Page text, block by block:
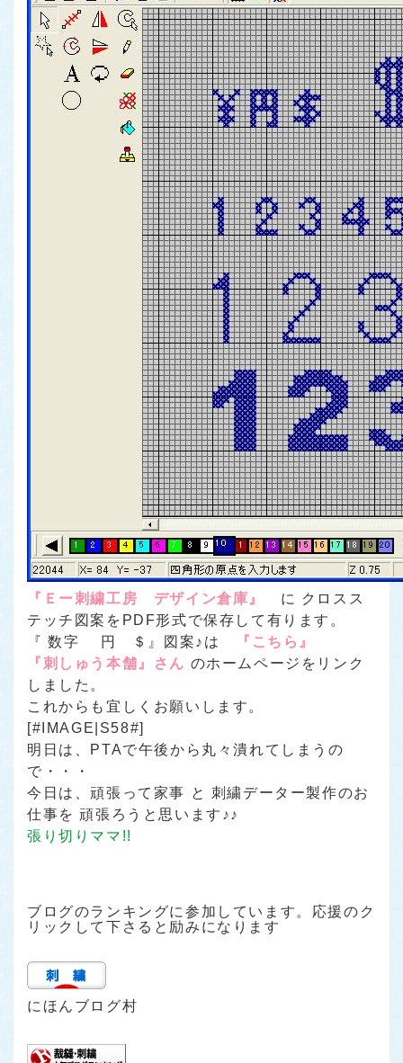
『Ｅー刺繍工房 デザイン倉庫』
に クロスス
テッチ図案をPDF形式で保存して有ります。
『 数字 円 ＄』図案♪は
『こちら』
『刺しゅう本舗』さん のホームページをリンク
しました。
これからも宜しくお願いします。
[#IMAGE|S58#]
明日は、PTAで午後から丸々潰れてしまうの
で・・・
今日は、頑張って家事 と 刺繍データー製作のお
仕事を 頑張ろうと思います♪♪
張り切りママ!!
ブログのランキングに参加しています。応援のク
リックして下さると励みになります
にほんブログ村